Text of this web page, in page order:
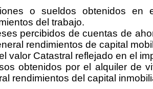
o sueldos obtenidos en
del trabajo.
percibidos de cuentas de
rendimientos de capital
valor Catastral reflejado en el
obtenidos por el alquiler de
rendimientos del capital